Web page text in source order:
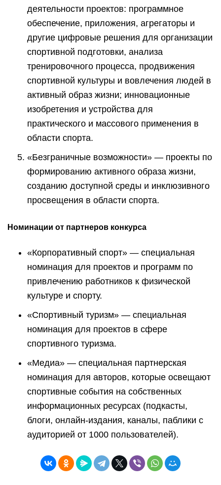
деятельности проектов: программное
обеспечение, приложения, агрегаторы и
другие цифровые решения для организации
спортивной подготовки, анализа
тренировочного процесса, продвижения
спортивной культуры и вовлечения людей в
активный образ жизни; инновационные
изобретения и устройства для
практического и массового применения в
области спорта.
«Безграничные возможности» — проекты по
формированию активного образа жизни,
созданию доступной среды и инклюзивного
просвещения в области спорта.
Номинации от партнеров конкурса
«Корпоративный спорт» — специальная
номинация для проектов и программ по
привлечению работников к физической
культуре и спорту.
«Спортивный туризм» — специальная
номинация для проектов в сфере
спортивного туризма.
«Медиа» — специальная партнерская
номинация для авторов, которые освещают
спортивные события на собственных
информационных ресурсах (подкасты,
блоги, онлайн-издания, каналы, паблики с
аудиторией от 1000 пользователей).